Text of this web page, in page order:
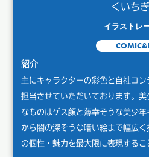
くいち
イラストレ
紹介
主にキャラクターの彩色と自社コ
担当させていただいております。
なものはゲス顔と薄幸そうな美少
から闇の深そうな暗い絵まで幅広
の個性・魅力を最大限に表現するこ